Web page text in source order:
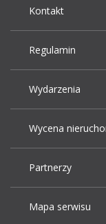
Kontakt
Regulamin
Wydarzenia
Wycena
Partnerzy
Mapa serwisu